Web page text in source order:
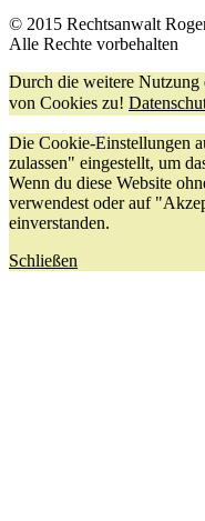
© 2015 Rechtsanwalt
Alle Rechte vorbehalten
Durch die weitere Nutzung
von Cookies zu!
Die Cookie-Einstellungen
zulassen" eingestellt, um
Wenn du diese Website
verwendest oder auf
einverstanden.
Schließen